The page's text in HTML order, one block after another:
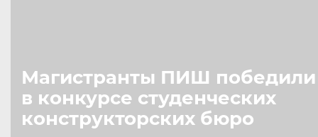
Магистранты ПИШ победили
в конкурсе студенческих
конструкторских бюро